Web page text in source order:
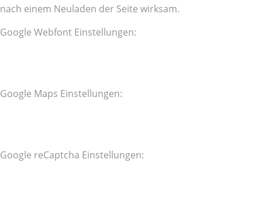
nach einem Neuladen der Seite wirksam.
Google Webfont Einstellungen:
Google Maps Einstellungen:
Google reCaptcha Einstellungen: